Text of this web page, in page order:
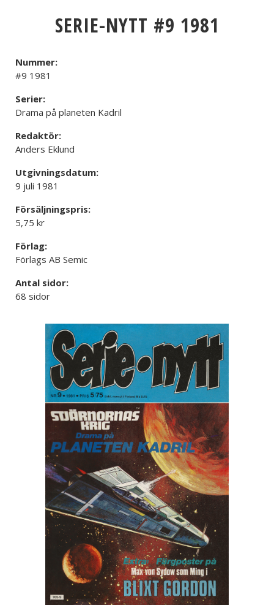
SERIE-NYTT #9 1981
Nummer:
#9 1981
Serier:
Drama på planeten Kadril
Redaktör:
Anders Eklund
Utgivningsdatum:
9 juli 1981
Försäljningspris:
5,75 kr
Förlag:
Förlags AB Semic
Antal sidor:
68 sidor